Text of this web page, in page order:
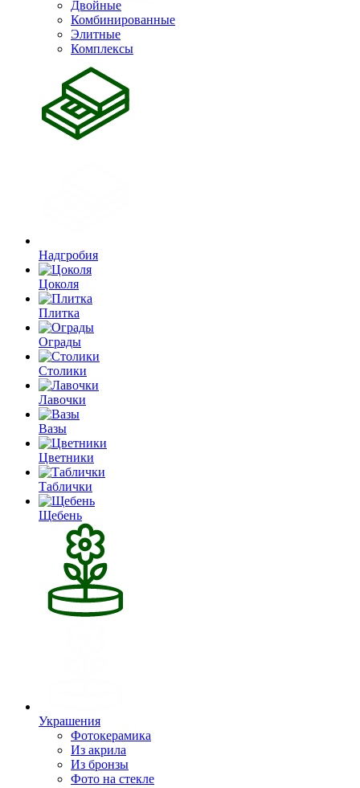
Двойные
Комбинированные
Элитные
Комплексы
Надгробия
Цоколя
Плитка
Ограды
Столики
Лавочки
Вазы
Цветники
Таблички
Щебень
Украшения
Фотокерамика
Из акрила
Из бронзы
Фото на стекле